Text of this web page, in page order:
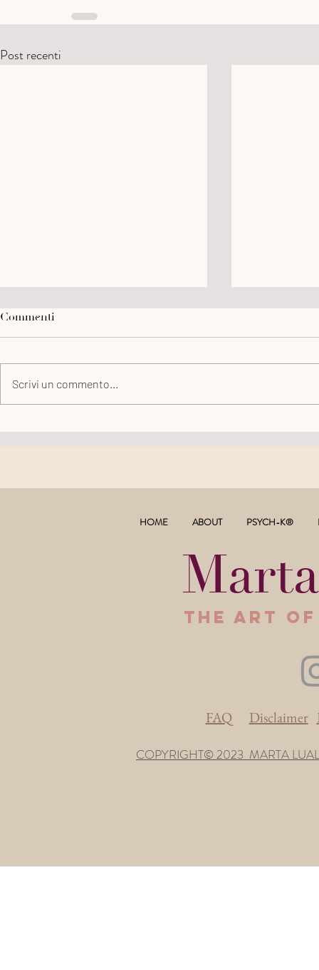
Post recenti
Come si parla di morte ai
Il tempo
Commenti
Scrivi un commento...
The Art
HOME ABOUT PSYCH-K®
FAQ Disclaimer
COPYRIGHT© 2023 MARTA